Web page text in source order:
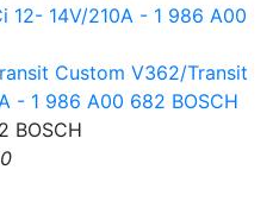
Custom V362/Transit
- 1 986 A00 682 BOSCH
BOSCH
0